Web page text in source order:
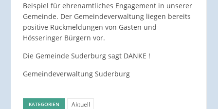
Beispiel für ehrenamtliches Engagement in unserer
Gemeinde. Der Gemeindeverwaltung liegen bereits
positive Rückmeldungen von Gästen und
Hösseringer Bürgern vor.
Die Gemeinde Suderburg sagt DANKE !
Gemeindeverwaltung Suderburg
KATEGORIEN Aktuell